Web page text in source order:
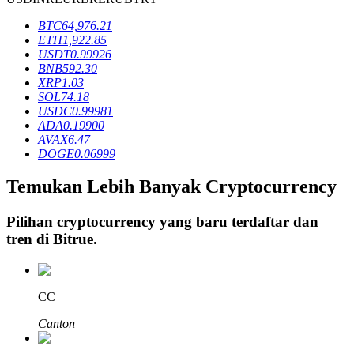
Penguncian BTR
Investasi eksklusif untuk pemegang BTR
Pinjaman
Layanan pinjaman yang didukung Crypto
BTC64,976.21
ETH1,922.85
USDT0.99926
BNB592.30
XRP1.03
SOL74.18
USDC0.99981
ADA0.19900
AVAX6.47
DOGE0.06999
Temukan Lebih Banyak Cryptocurrency
Pilihan cryptocurrency yang baru terdaftar dan
tren di Bitrue.
CC
Canton